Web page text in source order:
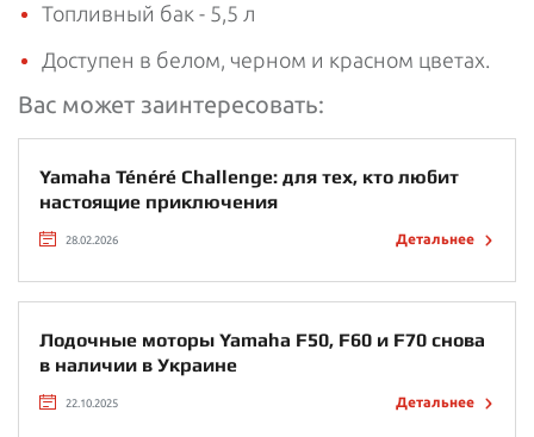
Топливный бак - 5,5 л
Доступен в белом, черном и красном цветах.
Вас может заинтересовать:
Yamaha Ténéré Challenge: для тех, кто любит
настоящие приключения
28.02.2026 Детальнее
Лодочные моторы Yamaha F50, F60 и F70 снова
в наличии в Украине
22.10.2025 Детальнее